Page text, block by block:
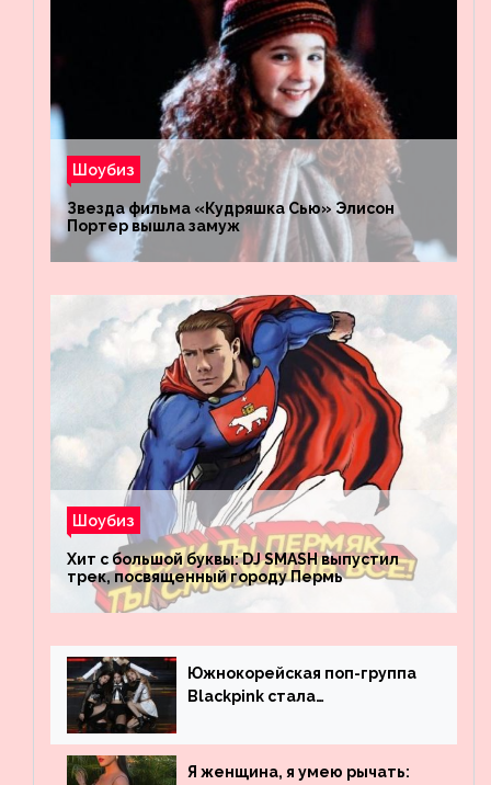
Шоубиз
Звезда фильма «Кудряшка Сью» Элисон
Портер вышла замуж
Шоубиз
Хит с большой буквы: DJ SMASH выпустил
трек, посвященный городу Пермь
Южнокорейская поп-группа
Blackpink стала
просмотрам на YouTube. Они
обогнали даже Джастина
Я женщина, я умею рычать: